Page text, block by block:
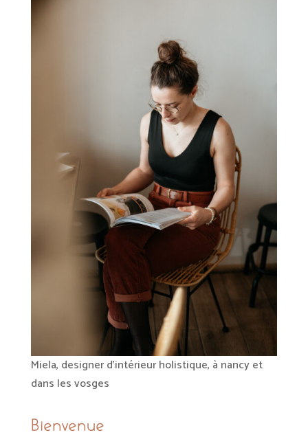
Miela, designer d'intérieur holistique, à nancy et
dans les vosges
Bienvenue